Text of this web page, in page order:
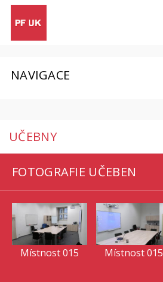
NAVIGACE
UČEBNY
FOTOGRAFIE UČEBEN
Místnost 015 Místnost 015